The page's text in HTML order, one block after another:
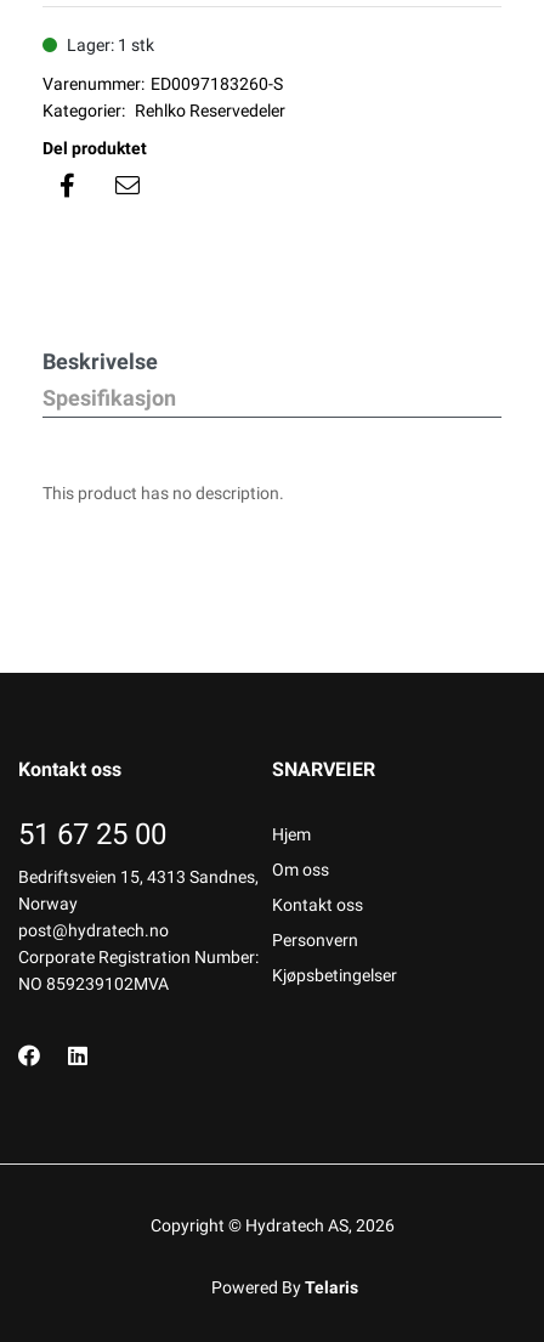
Lager: 1 stk
Varenummer: ED0097183260-S
Kategorier: Rehlko Reservedeler
Del produktet
Beskrivelse
Spesifikasjon
This product has no description.
Kontakt oss
51 67 25 00
Bedriftsveien 15, 4313 Sandnes,
Norway
post@hydratech.no
Corporate Registration Number:
NO 859239102MVA
SNARVEIER
Hjem
Om oss
Kontakt oss
Personvern
Kjøpsbetingelser
Copyright © Hydratech AS, 2026
Powered ByTelaris